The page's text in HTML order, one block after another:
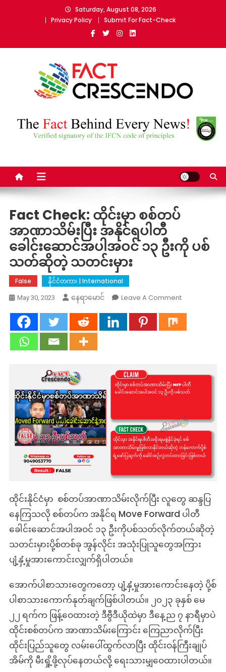
Saturday, August 08, 2026
Privacy Policy
Submit For Fact-Check
Fact Crescendo Myanmar
Fact Check: ထိုင်းမှာ စစ်တပ်
အာဏာသိမ်းပြီး အနိုင်ရပါတီ
ခေါင်းဆောင်အပါအဝင် ၁၃ ဦးကို ပစ်
သတ်ဆိုတဲ့ သတင်းမှား
False နိုင်ငံတကာ၊ | International
May 30, 2023 နေရာမောင် Leave A CommentOn
ထိုင်း
ပြီး
အနိုင်ရ
အပါအဝင်
၁၃
ဦး
ကို
တဲ့
သတင်း
မှား
ထိုင်းနိုင်ငံမှာ စစ်တပ်အာဏာသိမ်းလိုက်ပြီး လူတွေ ဆန္ဒပြ
နေကြသလို စစ်တပ်က အနိုင်ရ Move Forward ပါတီ
ခေါင်းဆောင်အပါအဝင် ၁၃ ဦးကိုပစ်သတ်လိုက်တယ်ဆိုတဲ့
သတင်းမှားပို့စ်တစ်ခု အွန်လိုင်း အသုံးပြုသူတွေအကြား
ပျံ့နှံ့မှုအားကောင်းလျှက်ရှိပါတယ်။
အောက်ပါစာသားတွေကတော့ ပျံ့နှံ့မှုအားကောင်းနေတဲ့ ပို့စ်
ပါစာသားကောက်နုတ်ချက်ဖြစ်ပါတယ်။ ၂၀၂၃ ခုနှစ် မေ
၂၂ ရက်က ဖြန့်ဝေထားတဲ့ ဒီဗွီဒီယိုထဲမှာ ဒီနေ့ည ၇ နာရီမှာပဲ
ထိုင်းစစ်တပ်က အာဏာသိမ်းကြောင်း ကြေညာလိုက်ပြီး
ထိုင်းပြည်သူတွေ လမ်းပေါ်‌ထွက်လာပြီး ထိုင်းဝန်ကြီးချုပ်
အိမ်ကို မီးရှို့ဖို့လုပ်နေတယ်လို့ ရေးသားမျှဝေထားပါတယ်။